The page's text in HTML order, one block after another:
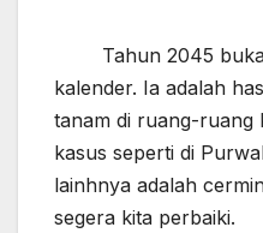
Tahun 2045
kalender. Ia adalah
tanam di ruang-ruang
kasus seperti di
lainhnya adalah
segera kita perbaiki.